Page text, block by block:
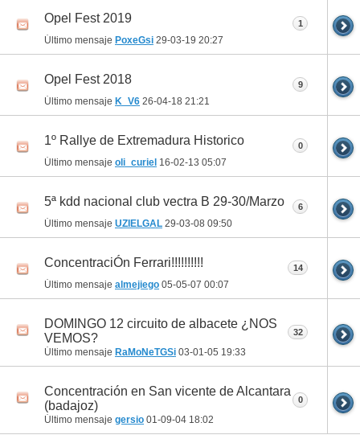
Opel Fest 2019
Último mensaje PoxeGsi 29-03-19 20:27
1
Opel Fest 2018
Último mensaje K_V6 26-04-18 21:21
9
1º Rallye de Extremadura Historico
Último mensaje oli_curiel 16-02-13 05:07
0
5ª kdd nacional club vectra B 29-30/Marzo
Último mensaje UZIELGAL 29-03-08 09:50
6
ConcentraciÓn Ferrari!!!!!!!!!!
Último mensaje almejiego 05-05-07 00:07
14
DOMINGO 12 circuito de albacete ¿NOS
VEMOS?
Último mensaje RaMoNeTGSi 03-01-05 19:33
32
Concentración en San vicente de Alcantara
(badajoz)
Último mensaje gersio 01-09-04 18:02
0